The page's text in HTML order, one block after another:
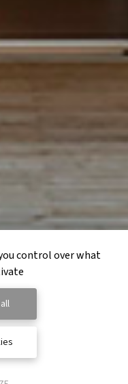
control over what